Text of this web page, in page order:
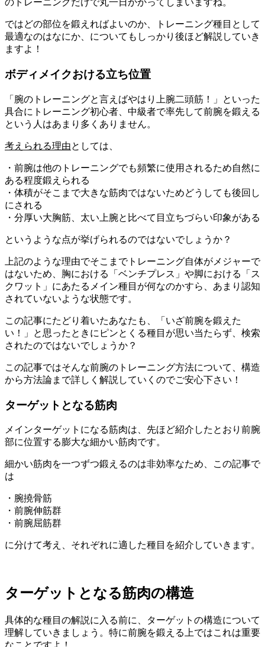
のトレーニングだけで丸一日かかってしまいますね。
ではどの部位を鍛えればよいのか、トレーニング種目として
最適なのはなにか、についてもしっかり後ほど解説していき
ますよ！
ボディメイクおける立ち位置
「腕のトレーニングと言えばやはり上腕二頭筋！」
といった
具合にトレーニング初心者、中級者で率先して前腕を鍛える
という人はあまり多くありません。
考えられる理由としては、
・前腕は他のトレーニングでも頻繁に使用されるため自然に
ある程度鍛えられる
・体積がそこまで大きな筋肉ではないためどうしても後回し
にされる
・分厚い大胸筋、太い上腕と比べて目立ちづらい印象がある
というような点が挙げられるのではないでしょうか？
上記のような理由でそこまでトレーニング自体がメジャーで
はないため、胸における「ベンチプレス」や脚における「ス
クワット」にあたるメイン種目が何なのかすら、あまり認知
されていないような状態です。
この記事にたどり着いたあなたも、「いざ前腕を鍛えた
い！」と思ったときにピンとくる種目が思い当たらず、検索
されたのではないでしょうか？
この記事ではそんな前腕のトレーニング方法について、構造
から方法論まで詳しく解説 していくのでご安心下さい！
ターゲットとなる筋肉
メインターゲットになる筋肉は、先ほど紹介したとおり 前腕
部に位置する膨大な細かい筋肉です。
細かい筋肉を一つずつ鍛えるのは非効率なため、この記事で
は
・腕撓骨筋
・前腕伸筋群
・前腕屈筋群
に分けて考え、それぞれに適した種目を紹介していきます。
ターゲットとなる筋肉の構造
具体的な種目の解説に入る前に、ターゲットの構造について
理解していきましょう。特に前腕を鍛える上ではこれは重要
なことですよ！